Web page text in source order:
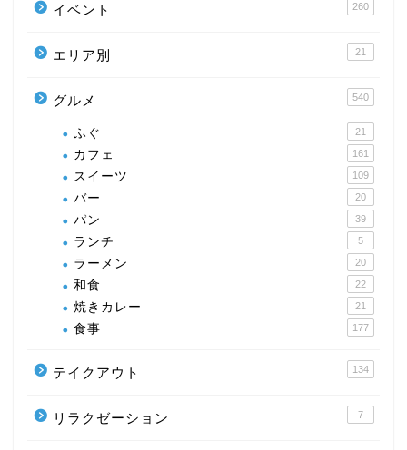
イベント 260
エリア別 21
グルメ 540
ふぐ 21
カフェ 161
スイーツ 109
バー 20
パン 39
ランチ 5
ラーメン 20
和食 22
焼きカレー 21
食事 177
テイクアウト 134
リラクゼーション 7